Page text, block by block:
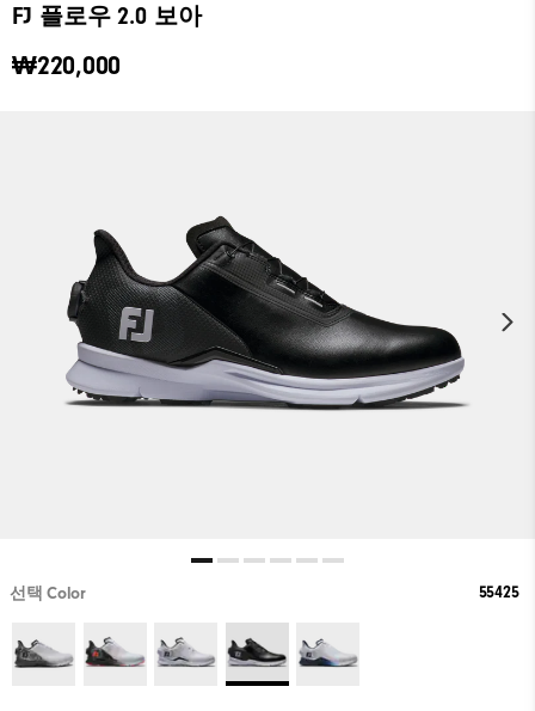
FJ 플로우 2.0 보아
₩220,000
선택 Color 55425